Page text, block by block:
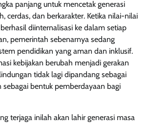
panjang untuk mencetak generasi
cerdas, dan berkarakter. Ketika nilai-nilai
diinternalisasi ke dalam setiap
pemerintah sebenarnya sedang
pendidikan yang aman dan inklusif.
kebijakan berubah menjadi gerakan
tidak lagi dipandang sebagai
sebagai bentuk pemberdayaan bagi
terjaga inilah akan lahir generasi masa